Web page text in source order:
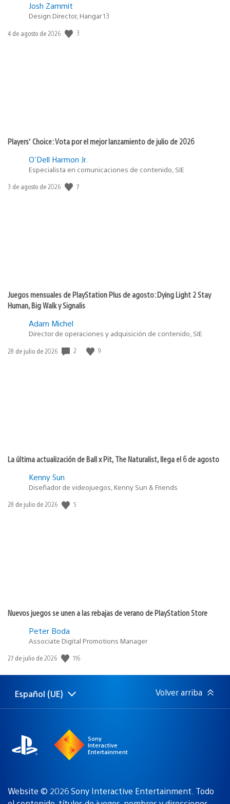
Josh Zammit
Design Director, Hangar 13
Fecha
4 de agosto de 2026 3
Players’ Choice: Vota por el mejor lanzamiento de julio de 2026
O'Dell Harmon Jr.
Especialista en comunicaciones de contenido, SIE
Fecha
3 de agosto de 2026 7
Juegos mensuales de PlayStation Plus de agosto: Dying Light 2 Stay
Human, Big Walk y Signalis
Adam Michel
Director de operaciones y adquisición de contenido, SIE
Fecha
28 de julio de 2026 2 9
La última actualización de Ball x Pit, The Naturalist, llega el 6 de agosto
Kenny Sun
Diseñador de videojuegos, Kenny Sun & Friends
Fecha
28 de julio de 2026 5
Nuevos juegos se unen a las rebajas de verano de PlayStation Store
Peter Boda
Associate Digital Promotions Manager
Fecha
publicación:
27 de julio de 2026 116
Selecciona
una
Región
actual:
Español (UE) Volver arriba
Sony
Interactive
Entertainment
Website © 2026 Sony Interactive Entertainment. Todo